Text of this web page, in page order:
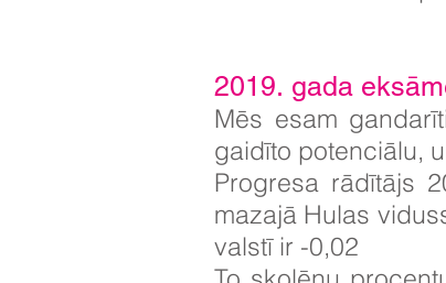
2019. gada
Mēs esam
gaidīto potenciālu,
Progresa rādītājs
mazajā Hulas
valstī ir -0,02